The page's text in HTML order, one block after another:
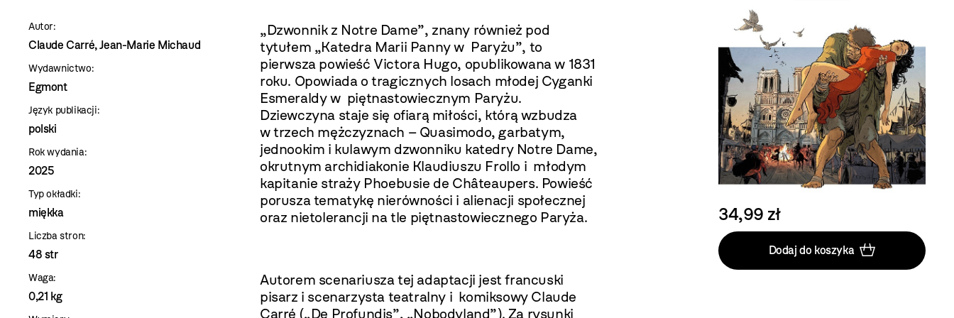
szczegóły
Autor:
Claude Carré, Jean-Marie Michaud
Wydawnictwo:
Egmont
Język publikacji:
polski
Rok wydania:
2025
Typ okładki:
miękka
Liczba stron:
48 str
Waga:
0,21 kg
„Dzwonnik z Notre Dame”, znany również pod
tytułem „Katedra Marii Panny w Paryżu”, to
pierwsza powieść Victora Hugo, opublikowana w 1831
roku. Opowiada o tragicznych losach młodej Cyganki
Esmeraldy w piętnastowiecznym Paryżu.
Dziewczyna staje się ofiarą miłości, którą wzbudza
w trzech mężczyznach – Quasimodo, garbatym,
jednookim i kulawym dzwonniku katedry Notre Dame,
okrutnym archidiakonie Klaudiuszu Frollo i młodym
kapitanie straży Phoebusie de Châteaupers. Powieść
porusza tematykę nierówności i alienacji społecznej
oraz nietolerancji na tle piętnastowiecznego Paryża.
Autorem scenariusza tej adaptacji jest francuski
pisarz i scenarzysta teatralny i komiksowy Claude
Carré („De Profundis”, „Nobodyland”). Za rysunki
34,99 zł
Dodaj do koszyka